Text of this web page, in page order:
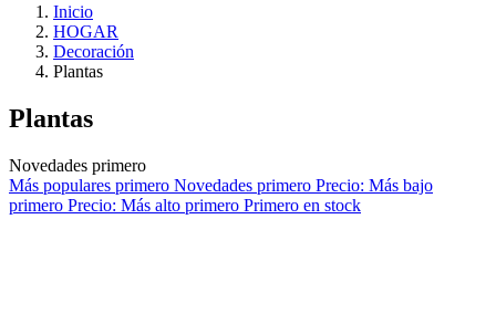
Inicio
HOGAR
Decoración
Plantas
Plantas
Novedades primero
Más populares primero Novedades primero Precio: Más bajo
primero Precio: Más alto primero Primero en stock